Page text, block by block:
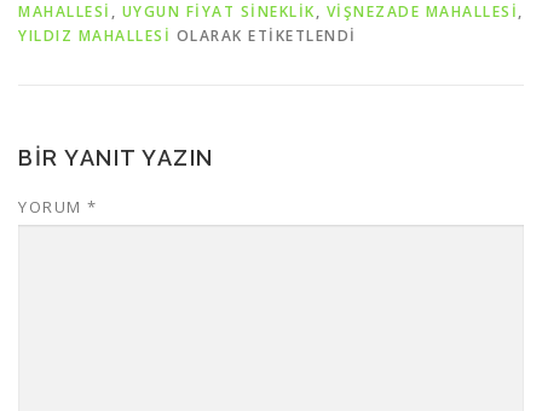
MAHALLESİ , UYGUN FIYAT SINEKLIK, VİŞNEZADE MAHALLESİ,
YILDIZ MAHALLESİ OLARAK ETIKETLENDI
BIR YANIT YAZIN
YORUM *